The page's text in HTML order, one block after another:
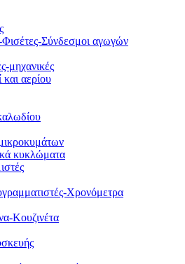
Σύνδεσμοι αγωγών
μηχανικές
και αερίου
κυκλώματα
Χρονόμετρα
Κουζινέτα